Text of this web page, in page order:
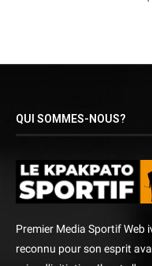
QUI SOMMES-NOUS?
Premier Media Sportif Web
reconnu pour son esprit